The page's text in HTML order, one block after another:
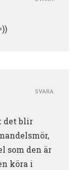
det blir
som den är
köra i
SVARA